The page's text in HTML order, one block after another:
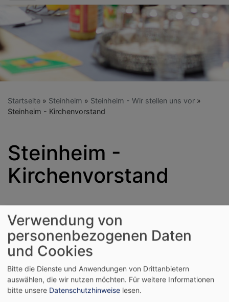
Startseite Steinheim
Steinheim - Wir stellen uns vor
Steinheim - Kirchenvorstand
Steinheim -
Kirchenvorstand
Verwendung von
personenbezogenen Daten
und Cookies
Bitte die Dienste und Anwendungen von Drittanbietern
auswählen, die wir nutzen möchten. Für weitere Informationen
bitte unsere Datenschutzhinweise lesen.